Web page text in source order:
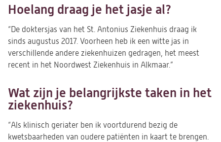
Hoelang draag je het jasje al?
“De doktersjas van het St. Antonius Ziekenhuis draag ik
sinds augustus 2017. Voorheen heb ik een witte jas in
verschillende andere ziekenhuizen gedragen, het meest
recent in het Noordwest Ziekenhuis in Alkmaar.”
Wat zijn je belangrijkste taken in het
ziekenhuis?
“Als klinisch geriater ben ik voortdurend bezig de
kwetsbaarheden van oudere patiënten in kaart te brengen.